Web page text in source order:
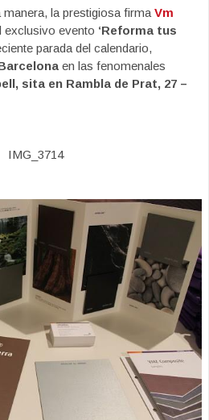
la prestigiosa firma Vm
exclusivo evento ‘Reforma tus
parada del calendario,
en las fenomenales
sita en Rambla de Prat, 27 –